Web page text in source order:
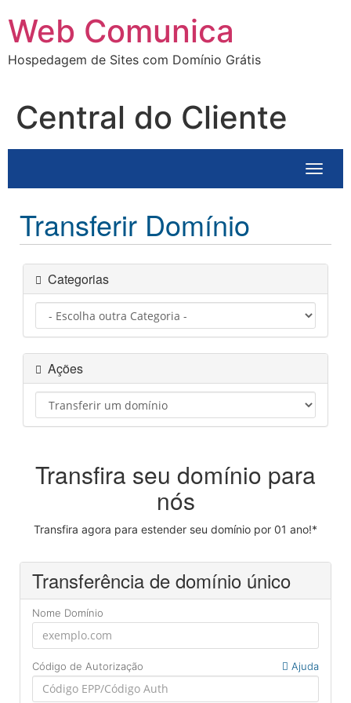
para
conteúdo
Web Comunica
Hospedagem de Sites com Domínio Grátis
Central do Cliente
Transferir Domínio
Categorias
Ações
Transfira seu domínio para
nós
Transfira agora para estender seu domínio por 01 ano!*
Transferência de domínio único
Nome Domínio
Código de Autorização Ajuda